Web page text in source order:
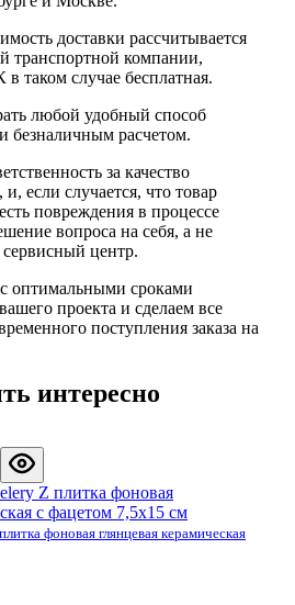
доставки рассчитывается
транспортной компании,
в таком случае бесплатная.
любой удобный способ
безналичным расчетом.
за качество
если случается, что товар
повреждения в процессе
вопроса на себя, а не
центр.
оптимальными сроками
проекта и сделаем все
поступления заказа на
интересно
фоновая глянцевая керамическая